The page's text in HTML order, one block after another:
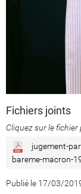
Fichiers joints
Cliquez sur le
jugement-
bareme-macron-
Publié le 17/03/